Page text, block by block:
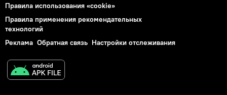
Правила использования «cookie»
Правила применения рекомендательных
технологий
Реклама Обратная связь Настройки отслеживания